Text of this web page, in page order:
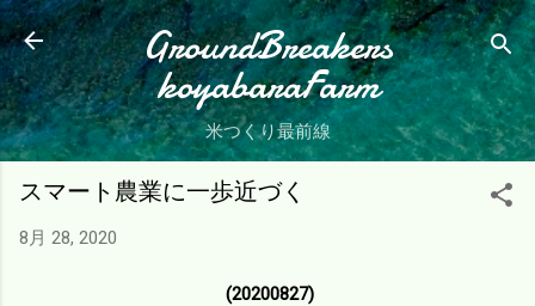
スキップしてメイン コンテンツに移動
GroundBreakers
koyabaraFarm
米つくり最前線
スマート農業に一歩近づく
8月 28, 2020
(20200827)